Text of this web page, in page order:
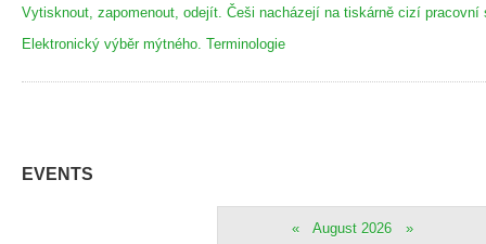
Vytisknout, zapomenout, odejít. Češi nacházejí na tiskárně cizí pracovní
Elektronický výběr mýtného. Terminologie
EVENTS
« August 2026 »